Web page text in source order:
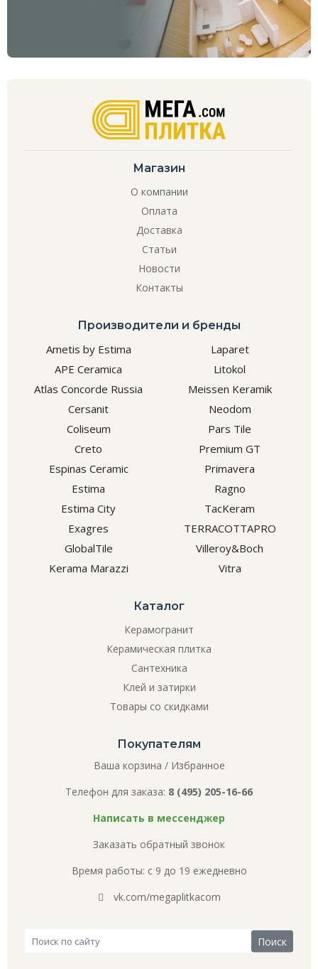
Магазин
О компании
Оплата
Доставка
Статьи
Новости
Контакты
Производители и бренды
Ametis by Estima
APE Ceramica
Atlas Concorde Russia
Cersanit
Coliseum
Creto
Espinas Ceramic
Estima
Estima City
Exagres
GlobalTile
Kerama Marazzi
Laparet
Litokol
Meissen Keramik
Neodom
Pars Tile
Premium GT
Primavera
Ragno
TacKeram
TERRACOTTAPRO
Villeroy&Boch
Vitra
Каталог
Керамогранит
Керамическая плитка
Сантехника
Клей и затирки
Товары со скидками
Покупателям
Ваша корзина / Избранное
Телефон для заказа: 8 (495) 205-16-66
Написать в мессенджер
Заказать обратный звонок
Время работы: с 9 до 19 ежедневно
vk.com/megaplitkacom